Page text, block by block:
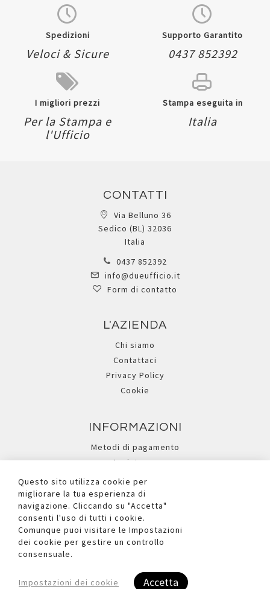
Spedizioni
Veloci & Sicure
Supporto Garantito
0437 852392
I migliori prezzi
Per la Stampa e
l'Ufficio
Stampa eseguita in
Italia
CONTATTI
Via Belluno 36
Sedico (BL) 32036
Italia
0437 852392
info@dueufficio.it
Form di contatto
L'AZIENDA
Chi siamo
Contattaci
Privacy Policy
Cookie
INFORMAZIONI
Metodi di pagamento
Assistenza
Ricerca avanzata
I NOSTRI SOCIAL
Questo sito utilizza cookie per
migliorare la tua esperienza di
navigazione. Cliccando su "Accetta"
consenti l'uso di tutti i cookie.
Comunque puoi visitare le Impostazioni
dei cookie per gestire un controllo
consensuale.
Impostazioni dei cookie Accetta
Copyright © 2026 Due Ufficio S.r.l. - P.iva e C.F. Reg.Imp. BL n°